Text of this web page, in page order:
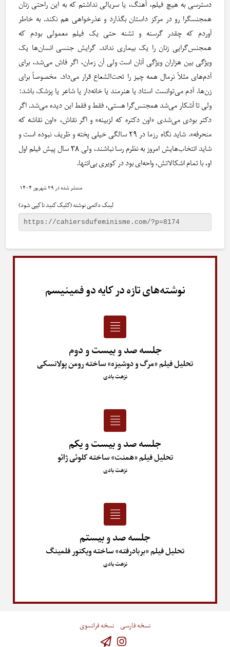
دسترسی به هیچ فیلم، آهنگ، یا سریالی نداشتم که به این راحتی زنان
همجنسگرا رو در مرکز داستان بگذارد و عذرخواهی هم نکند. به خاطر
آوردم که چقدر گرسنه و تشنه‌ حتی یک فیلم معمولی بودم که
همجنس‌گرایی زنان را یک بیماری نداند. گرایش جنسی انسان‌ها یک
ویژگی بین هزاران ویژگی آنان است ولی آن زمان، اگر فاش می‌شد، برای
آدم‌های مثلاً نرمال همه چیز را تحت‌الشعاع قرار می‌داد. مخصوصاً برای
زن‌ها. آدم می‌توانست استاد یا هنرمند یا خانه‌دار یا شاعر یا پزشک باشد:
ولی تا آشکار می‌شد همجنس‌گرا هستی، فقط و فقط این دیده می‌شد. اگر
دکتر بودی می‌شدی «اون دکتره که لزبینه» و اگر نقاش، «اون نقاشه که
منحرفه». شاید نگاه رزما در ۲۹ سالگی خیلی پخته و ظریف نبوده است و
شاید انتخاب‌هایش امروز به نظرم رسا نباشند، ولی ۳۸ سال پیش فیلم اول
او، با تمام اشکالاتش، واحه‌ای بود در کویری بی‌انتها.
۲۹ شهریور ۱۴۰۴
لینک دائمی نوشته (کلیک کنید تا کپی شود)
نوشته‌های تازه در کایه دو فمینیسم
جلسه صد و بیست و دوم
تحلیل فیلم «مرگ و دوشیزه» ساخته رومن پولانسکی
نزهت بادی
جلسه صد و بیست و یکم
تحلیل فیلم «همنت» ساخته کلوئی ژائو
نزهت بادی
جلسه صد و بیستم
تحلیل فیلم «بربادرفته» ساخته ویکتور فلمینگ
نزهت بادی
نسخه فارسی نسخه فرانسوی